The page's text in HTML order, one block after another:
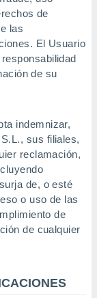
de
las
El Usuario
de su
indemnizar,
sus filiales,
reclamación,
de, o esté
o uso de las
de
de cualquier